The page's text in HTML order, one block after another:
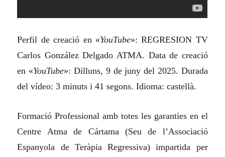
Perfil de creació en «YouTube»: REGRESION TV
Carlos González Delgado ATMA. Data de creació
en «YouTube»: Dilluns, 9 de juny del 2025. Durada
del vídeo: 3 minuts i 41 segons. Idioma: castellà.
Formació Professional amb totes les garanties en el
Centre Atma de Cártama (Seu de l’Associació
Espanyola de Teràpia Regressiva) impartida per